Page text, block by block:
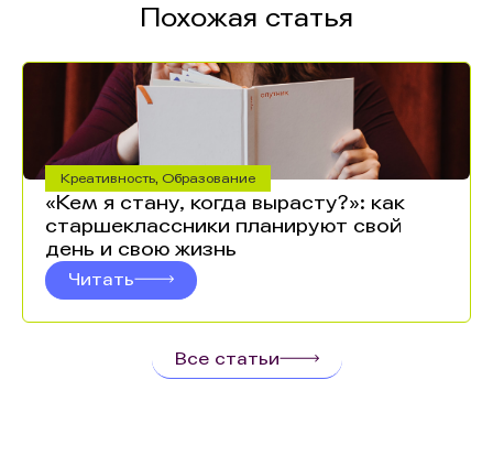
Похожая статья
Креативность, Образование
«Кем я стану, когда вырасту?»: как
старшеклассники планируют свой
день и свою жизнь
Читать
Все статьи